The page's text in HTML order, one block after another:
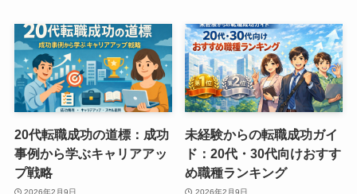
20代転職成功の道標：成功
事例から学ぶキャリアアッ
プ戦略
2026年2月9日
未経験からの転職成功ガイ
ド：20代・30代向けおすす
め職種ランキング
2026年2月9日